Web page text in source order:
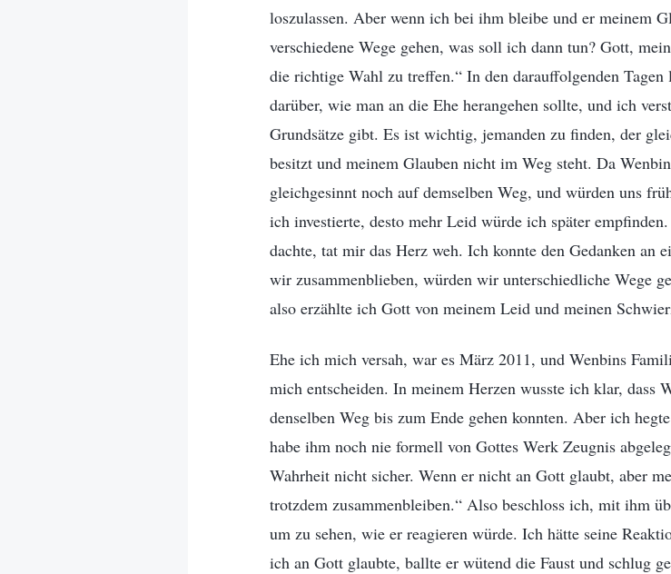
loszulassen. Aber wenn ich bei ihm bleibe und er meinem
verschiedene Wege gehen, was soll ich dann tun? Gott,
die richtige Wahl zu treffen.“ In den darauffolgenden
darüber, wie man an die Ehe herangehen sollte, und ich
Grundsätze gibt. Es ist wichtig, jemanden zu finden, der
besitzt und meinem Glauben nicht im Weg steht. Da
gleichgesinnt noch auf demselben Weg, und würden uns
ich investierte, desto mehr Leid würde ich später
dachte, tat mir das Herz weh. Ich konnte den Gedanken an
wir zusammenblieben, würden wir unterschiedliche Wege
also erzählte ich Gott von meinem Leid und meinen
Ehe ich mich versah, war es März 2011, und Wenbins
mich entscheiden. In meinem Herzen wusste ich klar,
denselben Weg bis zum Ende gehen konnten. Aber ich
habe ihm noch nie formell von Gottes Werk Zeugnis
Wahrheit nicht sicher. Wenn er nicht an Gott glaubt, aber
trotzdem zusammenbleiben.“ Also beschloss ich, mit ihm
um zu sehen, wie er reagieren würde. Ich hätte seine
ich an Gott glaubte, ballte er wütend die Faust und schlug